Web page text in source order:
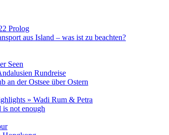
Prolog
aus Island – was ist zu beachten?
Seen
Rundreise
an der Ostsee über Ostern
» Wadi Rum & Petra
not enough